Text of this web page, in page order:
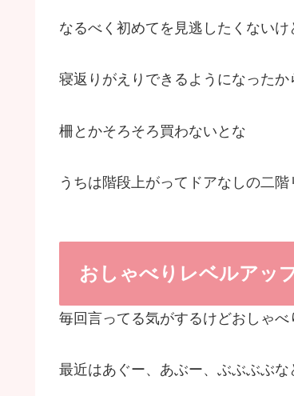
なるべく初めてを見逃したくない
寝返りがえりできるようになった
柵とかそろそろ買わないとな
うちは階段上がってドアなしの二
おしゃべりレベルアッ
毎回言ってる気がするけどおしゃ
最近はあぐー、あぶー、ぶぶぶぶ